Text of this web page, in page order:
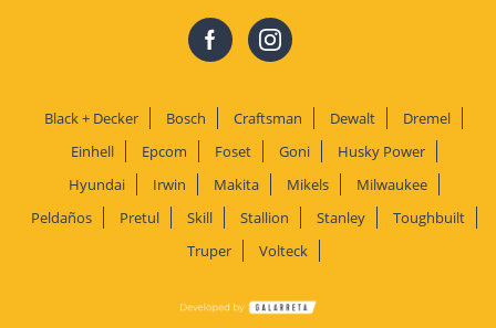
Black + Decker Bosch Craftsman Dewalt
Dremel
Einhell
Epcom Foset Goni
Husky Power
Hyundai
Irwin Makita Mikels
Milwaukee
Peldaños
Pretul Skill Stallion Stanley
Toughbuilt
Truper
Volteck